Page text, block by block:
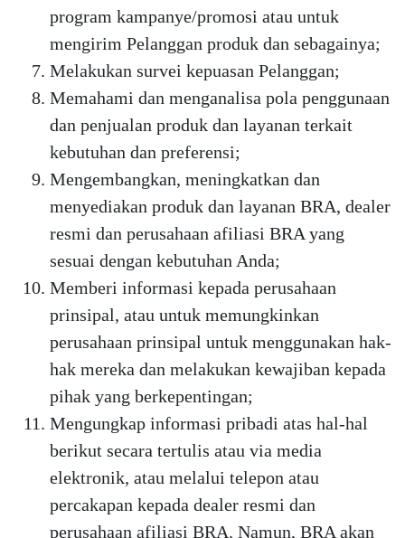
program kampanye/promosi atau untuk
mengirim Pelanggan produk dan sebagainya;
Melakukan survei kepuasan Pelanggan;
Memahami dan menganalisa pola penggunaan
dan penjualan produk dan layanan terkait
kebutuhan dan preferensi;
Mengembangkan, meningkatkan dan
menyediakan produk dan layanan BRA, dealer
resmi dan perusahaan afiliasi BRA yang
sesuai dengan kebutuhan Anda;
Memberi informasi kepada perusahaan
prinsipal, atau untuk memungkinkan
perusahaan prinsipal untuk menggunakan hak-
hak mereka dan melakukan kewajiban kepada
pihak yang berkepentingan;
Mengungkap informasi pribadi atas hal-hal
berikut secara tertulis atau via media
elektronik, atau melalui telepon atau
percakapan kepada dealer resmi dan
perusahaan afiliasi BRA. Namun, BRA akan